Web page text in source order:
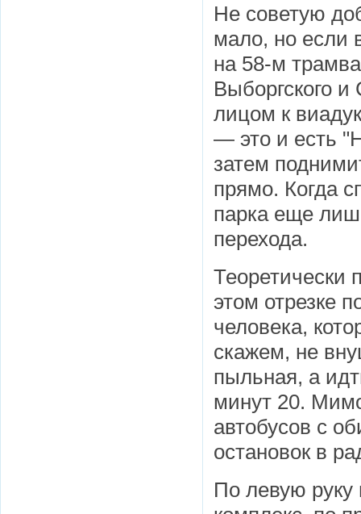
Не советую
мало, но если
на 58-м
Выборгского и
лицом к
— это и есть
затем
прямо. Когда
парка еще
перехода.
Теоретически
этом отрезке
человека,
скажем, не
пыльная, а
минут 20.
автобусов с
остановок в
По левую